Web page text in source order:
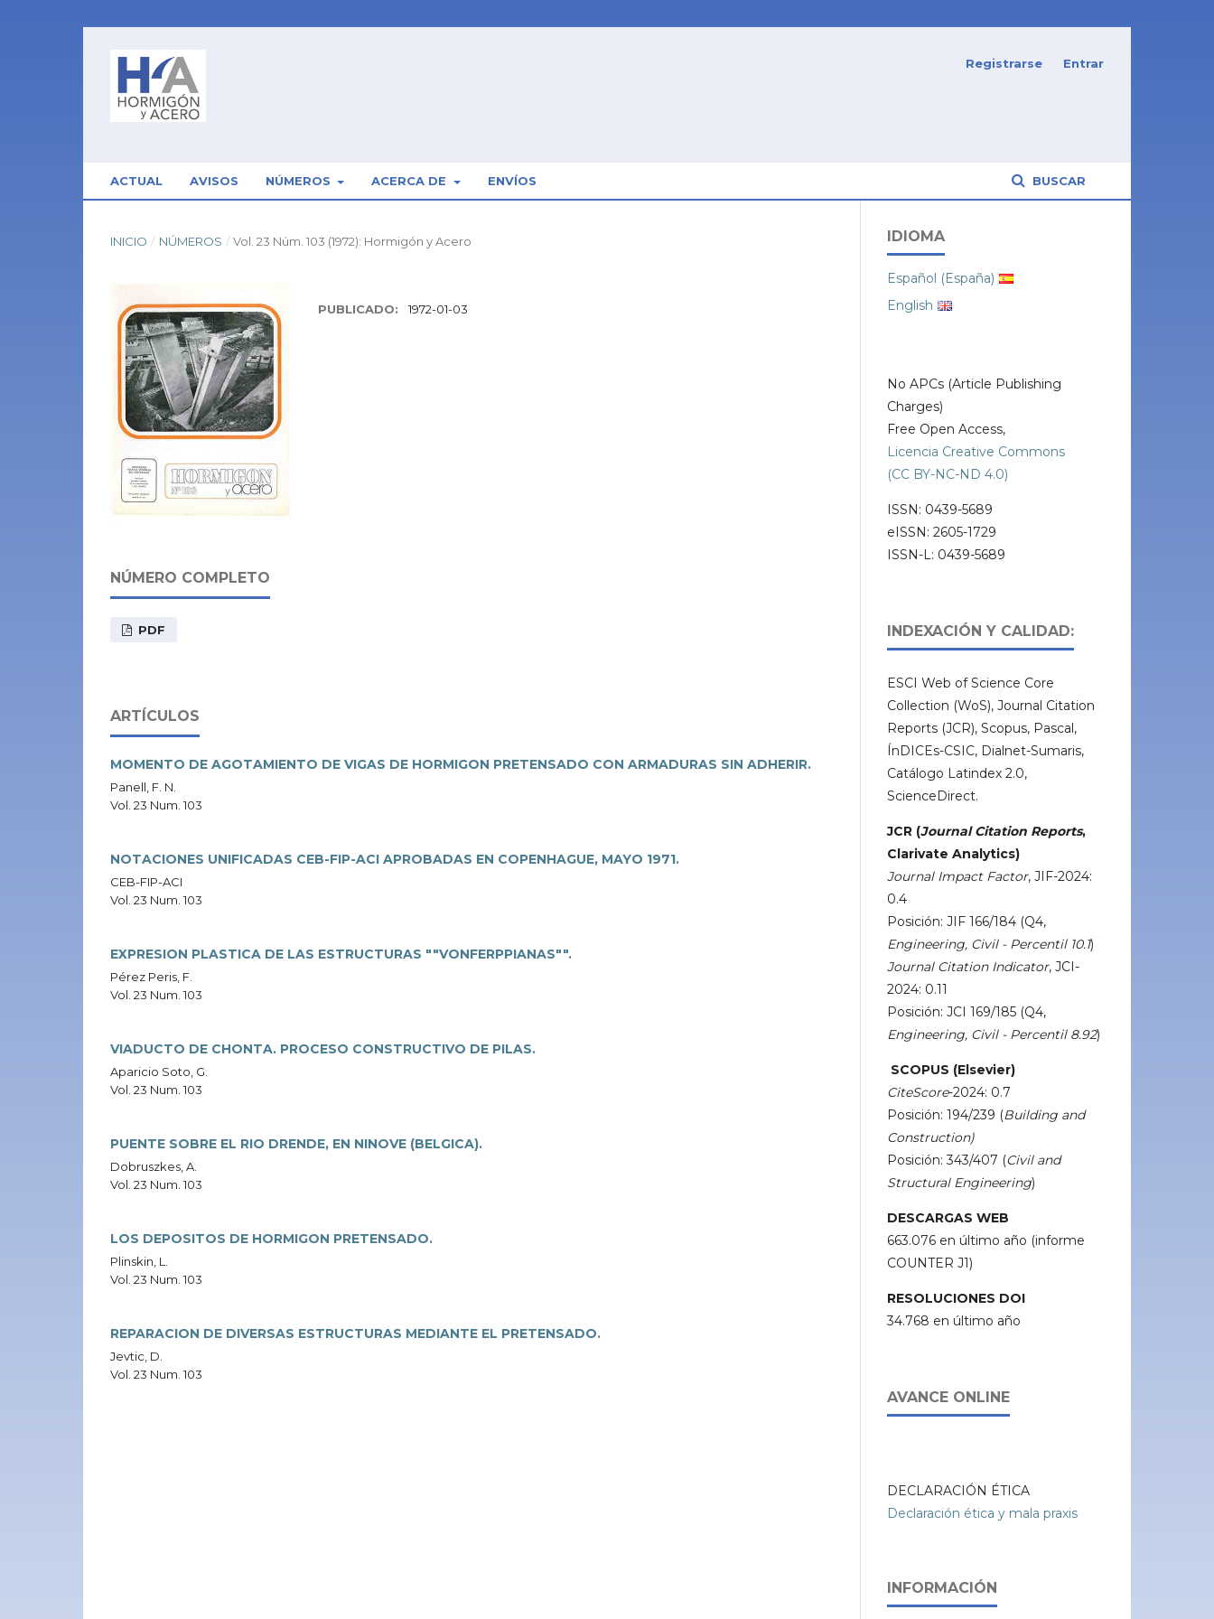
ACTUAL AVISOS NÚMEROS ACERCA DE ENVÍOS BUSCAR
Registrarse Entrar
INICIO / NÚMEROS / Vol. 23 Núm. 103 (1972): Hormigón y Acero
PUBLICADO: 1972-01-03
NÚMERO COMPLETO
PDF
ARTÍCULOS
MOMENTO DE AGOTAMIENTO DE VIGAS DE HORMIGON PRETENSADO CON ARMADURAS SIN ADHERIR.
Panell, F. N.
Vol. 23 Num. 103
NOTACIONES UNIFICADAS CEB-FIP-ACI APROBADAS EN COPENHAGUE, MAYO 1971.
CEB-FIP-ACI
Vol. 23 Num. 103
EXPRESION PLASTICA DE LAS ESTRUCTURAS ""VONFERPPIANAS"".
Pérez Peris, F.
Vol. 23 Num. 103
VIADUCTO DE CHONTA. PROCESO CONSTRUCTIVO DE PILAS.
Aparicio Soto, G.
Vol. 23 Num. 103
PUENTE SOBRE EL RIO DRENDE, EN NINOVE (BELGICA).
Dobruszkes, A.
Vol. 23 Num. 103
LOS DEPOSITOS DE HORMIGON PRETENSADO.
Plinskin, L.
Vol. 23 Num. 103
REPARACION DE DIVERSAS ESTRUCTURAS MEDIANTE EL PRETENSADO.
Jevtic, D.
Vol. 23 Num. 103
IDIOMA
Español (España)
English
No APCs (Article Publishing
Charges)
Free Open Access,
Licencia Creative Commons
(CC BY-NC-ND 4.0)
ISSN: 0439-5689
eISSN: 2605-1729
ISSN-L: 0439-5689
INDEXACIÓN Y CALIDAD:
ESCI Web of Science Core
Collection (WoS), Journal Citation
Reports (JCR), Scopus, Pascal,
ÍnDICEs-CSIC, Dialnet-Sumaris,
Catálogo Latindex 2.0,
ScienceDirect.
JCR (Journal Citation Reports,
Clarivate Analytics)
Journal Impact Factor, JIF-2024:
0.4
Posición: JIF 166/184 (Q4,
Engineering, Civil - Percentil 10.1)
Journal Citation Indicator, JCI-
2024: 0.11
Posición: JCI 169/185 (Q4,
Engineering, Civil - Percentil 8.92)
SCOPUS (Elsevier)
CiteScore-2024: 0.7
Posición: 194/239 (Building and
Construction)
Posición: 343/407 (Civil and
Structural Engineering)
DESCARGAS WEB
663.076 en último año (informe
COUNTER J1)
RESOLUCIONES DOI
34.768 en último año
AVANCE ONLINE
DECLARACIÓN ÉTICA
Declaración ética y mala praxis
INFORMACIÓN